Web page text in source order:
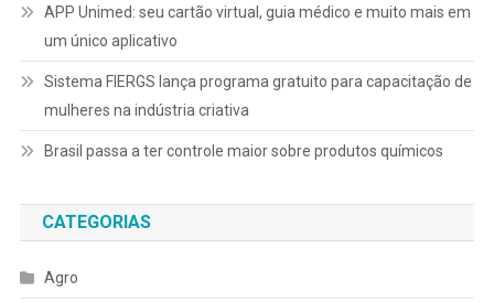
APP Unimed: seu cartão virtual, guia médico e muito mais em
um único aplicativo
Sistema FIERGS lança programa gratuito para capacitação de
mulheres na indústria criativa
Brasil passa a ter controle maior sobre produtos químicos
CATEGORIAS
Agro